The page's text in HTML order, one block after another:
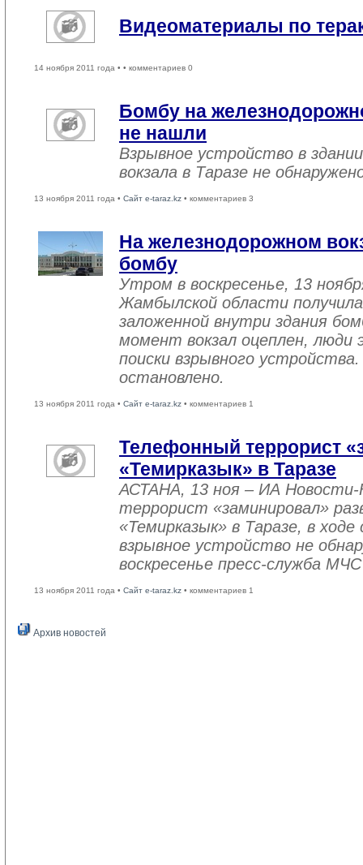
Видеоматериалы по
14 ноября 2011 года • • комментариев 0
Бомбу на
не нашли
Взрывное устройство в
вокзала в Таразе не
13 ноября 2011 года • Сайт e-taraz.kz • комментариев 3
На железнодорожном
бомбу
Утром в воскресенье, 13
Жамбылской области
заложенной внутри здания
момент вокзал оцеплен, люди
поиски взрывного
остановлено.
13 ноября 2011 года • Сайт e-taraz.kz • комментариев 1
Телефонный террорист
«Темирказык» в Таразе
АСТАНА, 13 ноя – ИА
террорист «заминировал»
«Темирказык» в Таразе, в
взрывное устройство не
воскресенье пресс-служба
13 ноября 2011 года • Сайт e-taraz.kz • комментариев 1
Архив новостей